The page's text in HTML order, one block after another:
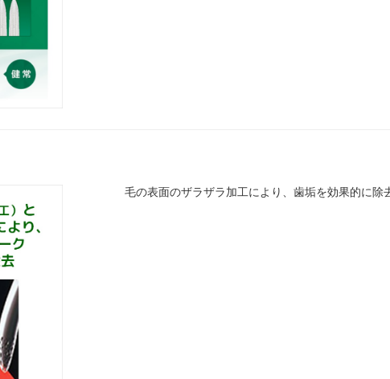
毛の表面のザラザラ加工により、歯垢を効果的に除